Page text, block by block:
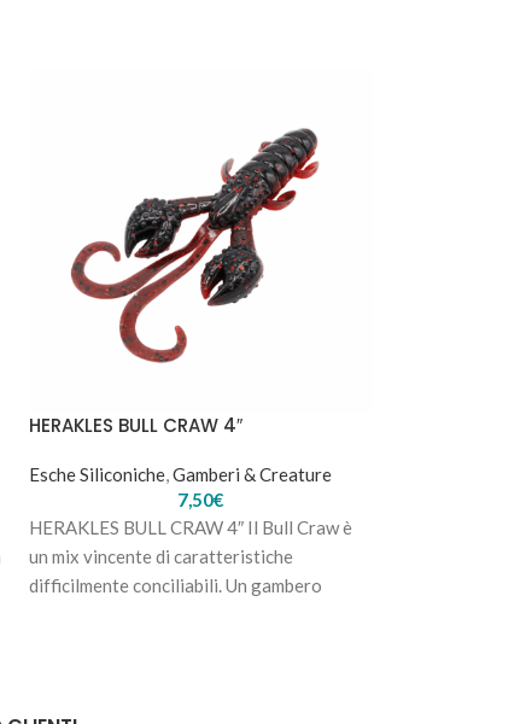
HERAKLES BULL CRAW 4″
Esche Siliconiche, Gamberi & Creature
7,50€
HERAKLES BULL CRAW 4″ Il Bull Craw è
un mix vincente di caratteristiche
difficilmente conciliabili. Un gambero